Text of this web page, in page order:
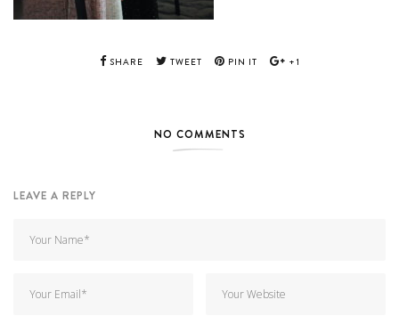
SHARE TWEET PIN IT +1
NO COMMENTS
LEAVE A REPLY